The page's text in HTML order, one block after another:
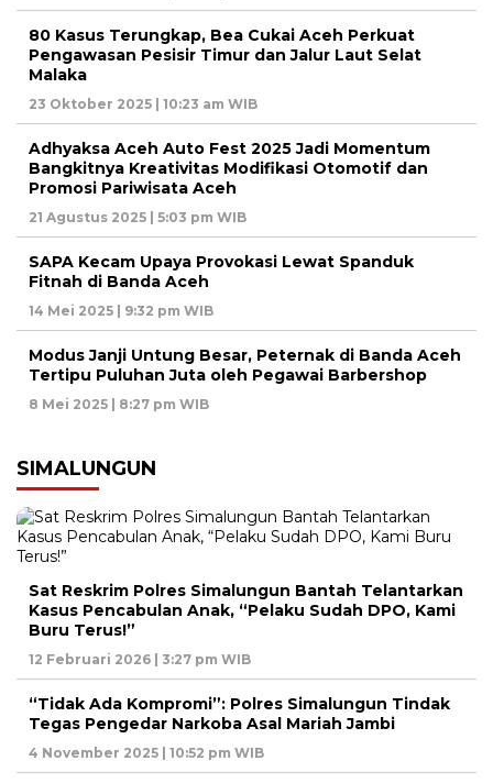
80 Kasus Terungkap, Bea Cukai Aceh Perkuat
Pengawasan Pesisir Timur dan Jalur Laut Selat
Malaka
23 Oktober 2025 | 10:23 am WIB
Adhyaksa Aceh Auto Fest 2025 Jadi Momentum
Bangkitnya Kreativitas Modifikasi Otomotif dan
Promosi Pariwisata Aceh
21 Agustus 2025 | 5:03 pm WIB
SAPA Kecam Upaya Provokasi Lewat Spanduk
Fitnah di Banda Aceh
14 Mei 2025 | 9:32 pm WIB
Modus Janji Untung Besar, Peternak di Banda Aceh
Tertipu Puluhan Juta oleh Pegawai Barbershop
8 Mei 2025 | 8:27 pm WIB
SIMALUNGUN
Sat Reskrim Polres Simalungun Bantah Telantarkan
Kasus Pencabulan Anak, “Pelaku Sudah DPO, Kami
Buru Terus!”
12 Februari 2026 | 3:27 pm WIB
“Tidak Ada Kompromi”: Polres Simalungun Tindak
Tegas Pengedar Narkoba Asal Mariah Jambi
4 November 2025 | 10:52 pm WIB